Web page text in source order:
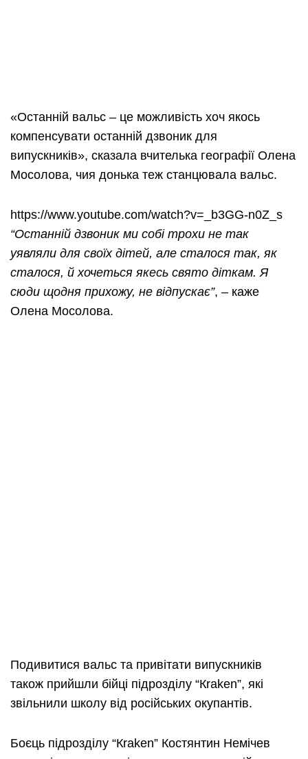
«Останній вальс – це можливість хоч якось
компенсувати останній дзвоник для
випускників», сказала вчителька географії Олена
Мосолова, чия донька теж станцювала вальс.
https://www.youtube.com/watch?v=_b3GG-n0Z_s
“Останній дзвоник ми собі трохи не так
уявляли для своїх дітей, але сталося так, як
сталося, й хочеться якесь свято діткам. Я
сюди щодня прихожу, не відпускає”, – каже
Олена Мосолова.
Подивитися вальс та привітати випускників
також прийшли бійці підрозділу “Кraken”, які
звільнили школу від російських окупантів.
Боєць підрозділу “Кraken” Костянтин Немічев